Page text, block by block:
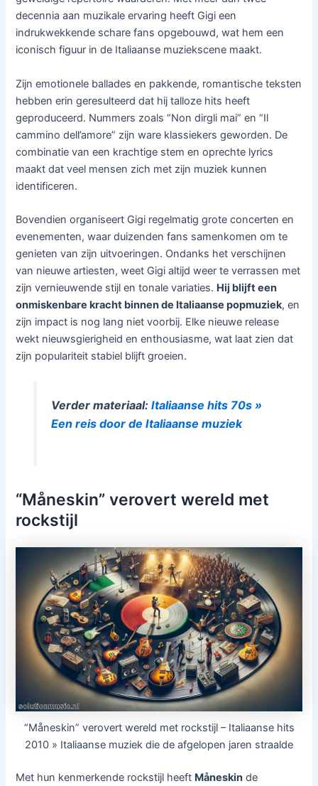
decennia aan muzikale ervaring heeft Gigi een
indrukwekkende schare fans opgebouwd, wat hem een
iconisch figuur in de Italiaanse muziekscene maakt.
Zijn emotionele ballades en pakkende, romantische teksten
hebben erin geresulteerd dat hij talloze hits heeft
geproduceerd. Nummers zoals “Non dirgli mai” en “Il
cammino dell’amore” zijn ware klassiekers geworden. De
combinatie van een krachtige stem en oprechte lyrics
maakt dat veel mensen zich met zijn muziek kunnen
identificeren.
Bovendien organiseert Gigi regelmatig grote concerten en
evenementen, waar duizenden fans samenkomen om te
genieten van zijn uitvoeringen. Ondanks het verschijnen
van nieuwe artiesten, weet Gigi altijd weer te verrassen met
zijn vernieuwende stijl en tonale variaties. Hij blijft een
onmiskenbare kracht binnen de Italiaanse popmuziek, en
zijn impact is nog lang niet voorbij. Elke nieuwe release
wekt nieuwsgierigheid en enthousiasme, wat laat zien dat
zijn populariteit stabiel blijft groeien.
Verder materiaal: Italiaanse hits 70s »
Een reis door de Italiaanse muziek
“Måneskin” verovert wereld met
rockstijl
“Måneskin” verovert wereld met rockstijl – Italiaanse hits
2010 » Italiaanse muziek die de afgelopen jaren straalde
Met hun kenmerkende rockstijl heeft Måneskin de